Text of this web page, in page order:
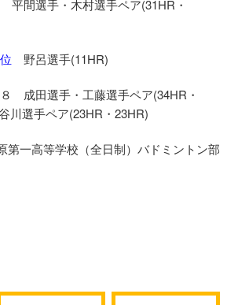
平間選手・木村選手ペア(31HR・
野呂選手(11HR)
成田選手・工藤選手ペア(34HR・
川選手ペア(23HR・23HR)
第一高等学校（全日制）バドミントン部